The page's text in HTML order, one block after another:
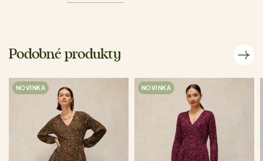
Podobné produkty
NOVINKA NOVINKA